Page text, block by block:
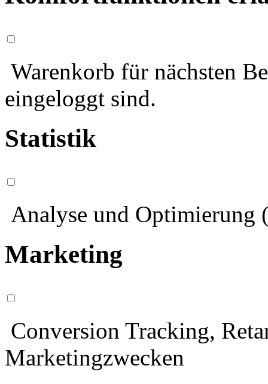
Warenkorb für nächsten
eingeloggt sind.
Statistik
Analyse und Optimierung
Marketing
Conversion Tracking,
Marketingzwecken